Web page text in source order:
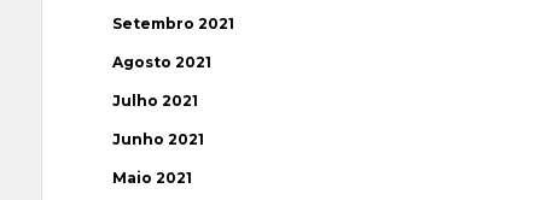
Setembro 2021
Agosto 2021
Julho 2021
Junho 2021
Maio 2021